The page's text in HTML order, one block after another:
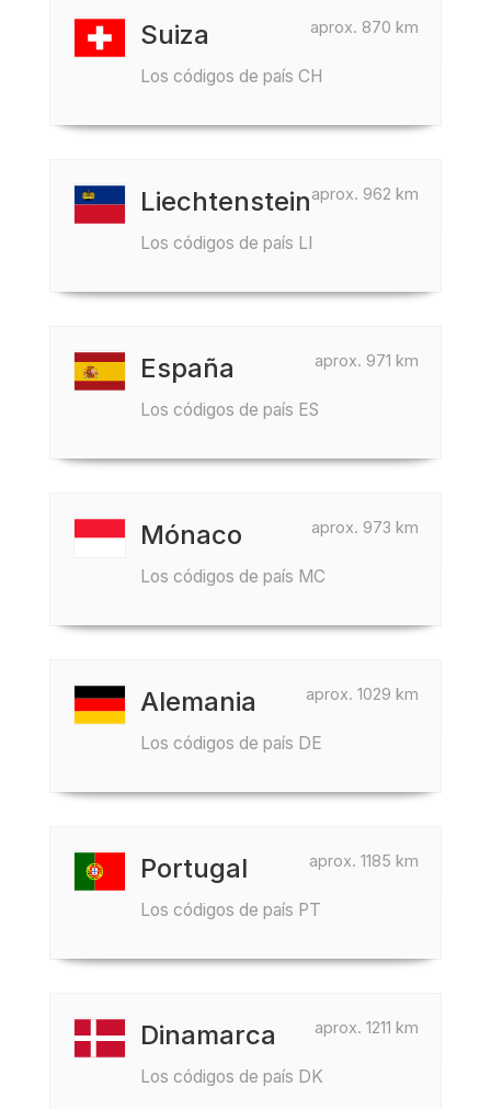
aprox. 870 km
Suiza
Los códigos de país CH
aprox. 962 km
Liechtenstein
Los códigos de país LI
aprox. 971 km
España
Los códigos de país ES
aprox. 973 km
Mónaco
Los códigos de país MC
aprox. 1029 km
Alemania
Los códigos de país DE
aprox. 1185 km
Portugal
Los códigos de país PT
aprox. 1211 km
Dinamarca
Los códigos de país DK